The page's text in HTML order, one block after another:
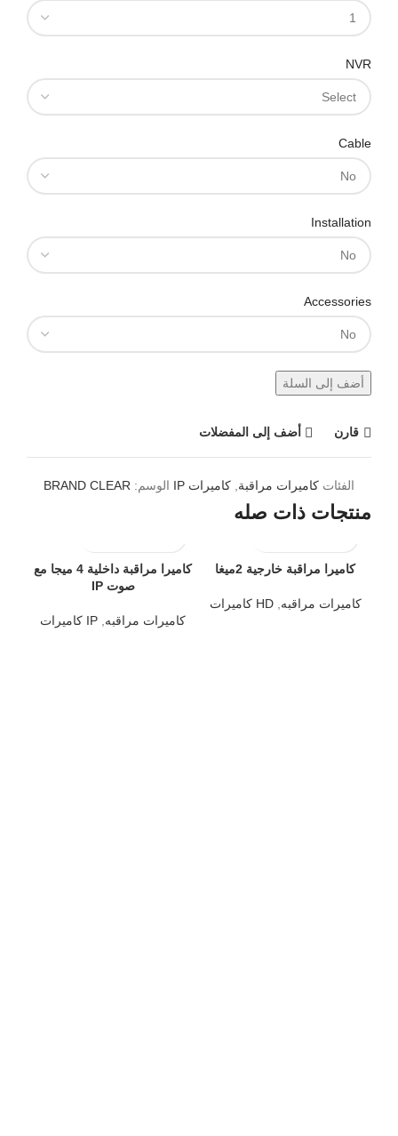
NVR
Cable
Installation
Accessories
أضف إلى السلة
قارن أضف إلى المفضلات
الفئات كاميرات مراقبة كاميرات IP الوسم: BRAND CLEAR
منتجات ذات صله
كاميرا مراقبة خارجية 2ميغا
كاميرات مراقبه ,HD كاميرات
SOLD OUT
كاميرا مراقبة داخلية 4 ميجا مع
صوت IP
كاميرات مراقبه IP كاميرات